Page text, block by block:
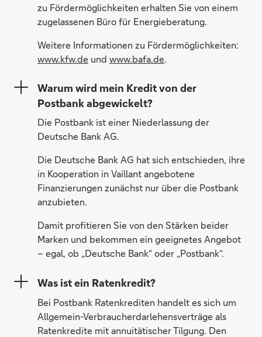
zu Fördermöglichkeiten erhalten Sie von einem
zugelassenen Büro für Energieberatung.
Weitere Informationen zu Fördermöglichkeiten:
www.kfw.de und www.bafa.de.
Warum wird mein Kredit von der
Postbank abgewickelt?
Die Postbank ist einer Niederlassung der
Deutsche Bank AG.
Die Deutsche Bank AG hat sich entschieden, ihre
in Kooperation in Vaillant angebotene
Finanzierungen zunächst nur über die Postbank
anzubieten.
Damit profitieren Sie von den Stärken beider
Marken und bekommen ein geeignetes Angebot
– egal, ob „Deutsche Bank“ oder „Postbank“.
Was ist ein Ratenkredit?
Bei Postbank Ratenkrediten handelt es sich um
Allgemein-Verbraucherdarlehensverträge als
Ratenkredite mit annuitätischer Tilgung. Den